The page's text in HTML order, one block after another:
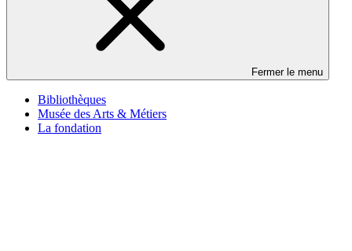
Fermer le menu
Bibliothèques
Musée des Arts & Métiers
La fondation